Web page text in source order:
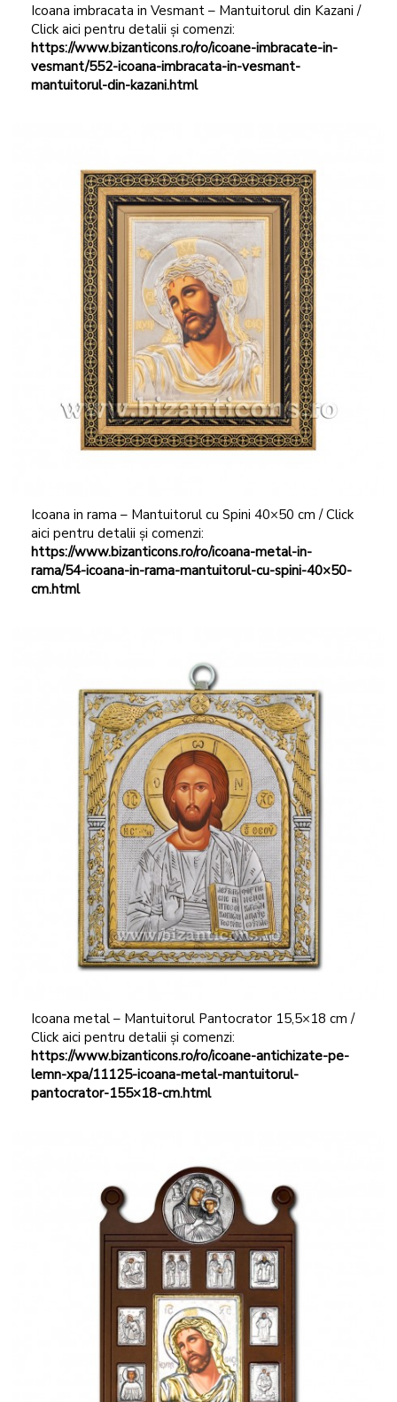
Icoana imbracata in Vesmant – Mantuitorul din Kazani /
Click aici pentru detalii și comenzi:
https://www.bizanticons.ro/ro/icoane-imbracate-in-
vesmant/552-icoana-imbracata-in-vesmant-
mantuitorul-din-kazani.html
Icoana in rama – Mantuitorul cu Spini 40×50 cm / Click
aici pentru detalii și comenzi:
https://www.bizanticons.ro/ro/icoana-metal-in-
rama/54-icoana-in-rama-mantuitorul-cu-spini-40×50-
cm.html
Icoana metal – Mantuitorul Pantocrator 15,5×18 cm /
Click aici pentru detalii și comenzi:
https://www.bizanticons.ro/ro/icoane-antichizate-pe-
lemn-xpa/11125-icoana-metal-mantuitorul-
pantocrator-155×18-cm.html